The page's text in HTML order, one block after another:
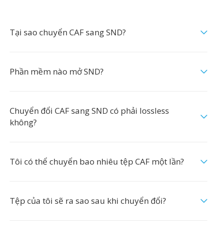
Tại sao chuyển CAF sang SND?
Phần mềm nào mở SND?
Chuyển đổi CAF sang SND có phải lossless
không?
Tôi có thể chuyển bao nhiêu tệp CAF một lần?
Tệp của tôi sẽ ra sao sau khi chuyển đổi?